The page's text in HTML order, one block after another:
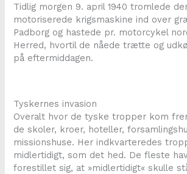
Tidlig morgen 9. april 1940 tromlede
motoriserede krigsmaskine ind over
Padborg og hastede pr. motorcykel
Herred, hvortil de nåede trætte og
på eftermiddagen.
Tyskernes invasion
Overalt hvor de tyske tropper kom
de skoler, kroer, hoteller,
missionshuse. Her indkvarteredes
midlertidigt, som det hed. De fleste
forestillet sig, at »midlertidigt« skulle